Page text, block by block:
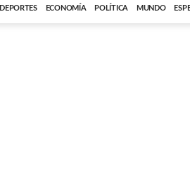
DEPORTES ECONOMÍA POLÍTICA MUNDO